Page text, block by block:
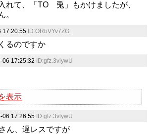
れて、「TO 兎」もかけましたが、
。
17:20:55 ID:ORbVYv7ZG.
るのですか
06 17:25:32 ID:gfz.3vlywU
表示
06 17:26:55 ID:gfz.3vlywU
ん、遅レスですが